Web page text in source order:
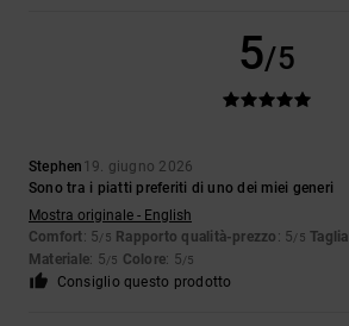
5/5
Stephen 19. giugno 2026
Sono tra i piatti preferiti di uno dei miei generi
Mostra originale - English
Comfort: 5/5 Rapporto qualità-prezzo : 5/5 Taglia
Materiale: 5/5 Colore: 5/5
Consiglio questo prodotto